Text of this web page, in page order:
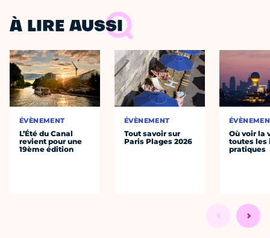
À LIRE AUSSI
ÉVÈNEMENT
L’Été du Canal
revient pour une
19ème édition
ÉVÈNEMENT
Tout savoir sur
Paris Plages 2026
Où voir la
toutes les
pratiques